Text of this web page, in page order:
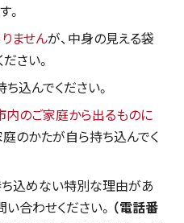
。
ませんが、中身の見える袋
さい。
込んでください。
内のご家庭から出るものに
のかたが自ら持ち込んでく
込めない特別な理由があ
合わせください。 （電話番